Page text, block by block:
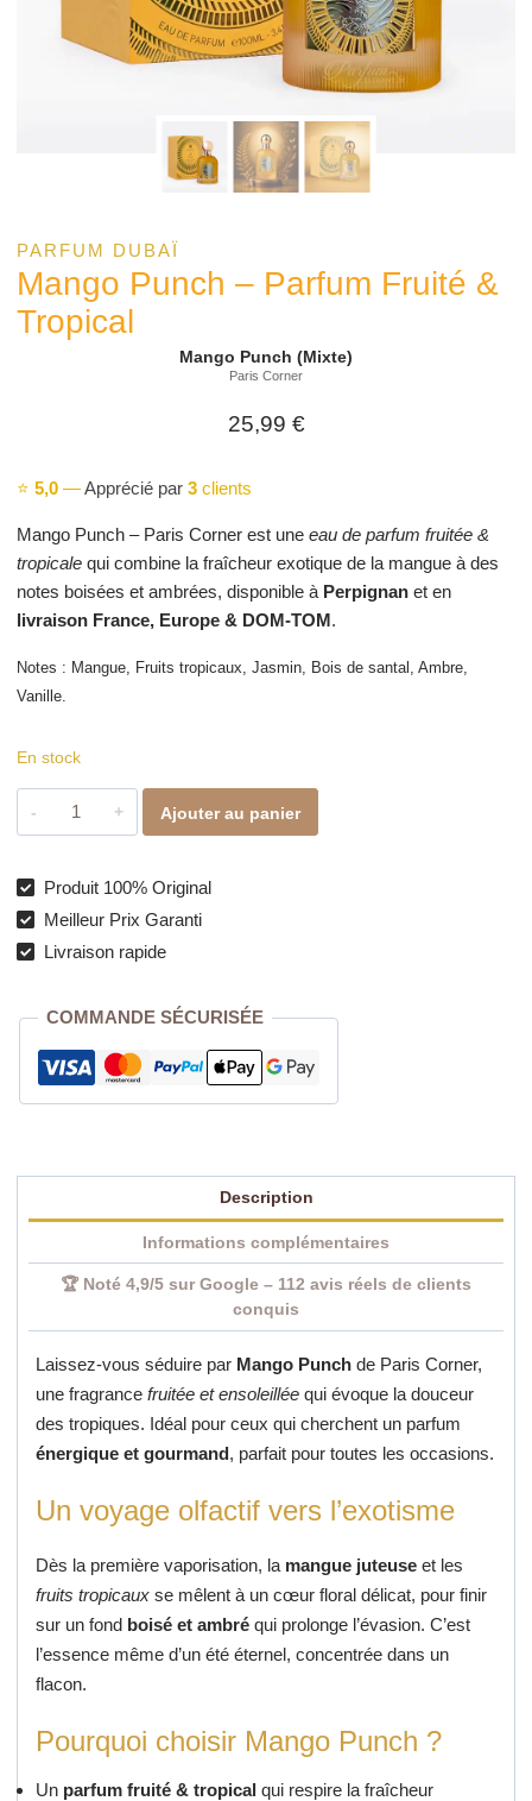
PARFUM DUBAÏ
Mango Punch – Parfum Fruité &
Tropical
Mango Punch (Mixte)
Paris Corner
25,99 €
⭐ 5,0—Apprécié par 3clients
Mango Punch – Paris Corner est une eau de parfum fruitée &
tropicalequi combine la fraîcheur exotique de la mangue à des
notes boisées et ambrées, disponible à Perpignanet en
livraison France, Europe & DOM-TOM.
Notes : Mangue, Fruits tropicaux, Jasmin, Bois de santal, Ambre,
Vanille.
En stock
quantité
de
Punch
–
Parfum
Tropical
Ajouter au panier
Produit 100% Original
Meilleur Prix Garanti
Livraison rapide
COMMANDE SÉCURISÉE
Description
Informations complémentaires
🏆 Noté 4,9/5 sur Google – 112 avis réels de clients
conquis
Laissez-vous séduire par Mango Punchde Paris Corner,
une fragrance fruitée et ensoleilléequi évoque la douceur
des tropiques. Idéal pour ceux qui cherchent un parfum
énergique et gourmand, parfait pour toutes les occasions.
Un voyage olfactif vers l’exotisme
Dès la première vaporisation, la mangue juteuseet les
fruits tropicauxse mêlent à un cœur floral délicat, pour finir
sur un fond boisé et ambréqui prolonge l’évasion. C’est
l’essence même d’un été éternel, concentrée dans un
flacon.
Pourquoi choisir Mango Punch ?
Un parfum fruité & tropicalqui respire la fraîcheur